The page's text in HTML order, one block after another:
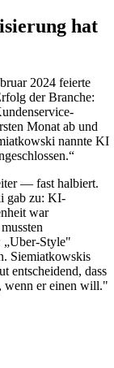
hat
2024 feierte
der Branche:
Monat ab und
nannte KI
— fast halbiert.
gab zu: KI-
war
„Uber-Style"
Siemiatkowskis
entscheidend, dass
wenn er einen will."